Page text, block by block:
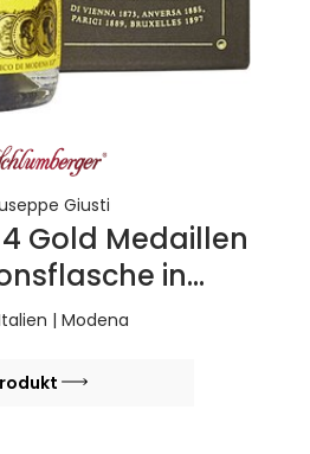
Giusti
Gold Medaillen
in
| Modena